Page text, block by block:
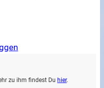
zu ihm findest Du hier.